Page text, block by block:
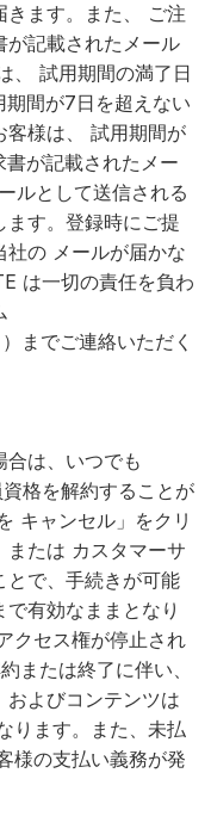
きます。また、 ご注
が記載されたメール
、 試用期間の満了日
間が7日を超えない
客様は、 試用期間が
が記載されたメー
ルとして送信される
す。登録時にご提
社の メールが届かな
は一切の責任を負わ
）までご連絡いただく
合は、いつでも
格を解約することが
キャンセル」をクリ
または カスタマーサ
とで、手続きが可能
有効なままとなり
クセス権が停止され
または終了に伴い、
よびコンテンツは
ります。また、未払
様の支払い義務が発